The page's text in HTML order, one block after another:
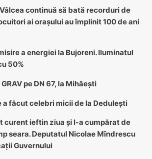
continuă să bată recorduri de
ai orașului au împlinit 100 de ani
a energiei la Bujoreni. Iluminatul
50%
GRAV pe DN 67, la Mihăești
a făcut celebri micii de la Dedulești
curent ieftin ziua și l-a cumpărat de
seara. Deputatul Nicolae Mîndrescu
Guvernului